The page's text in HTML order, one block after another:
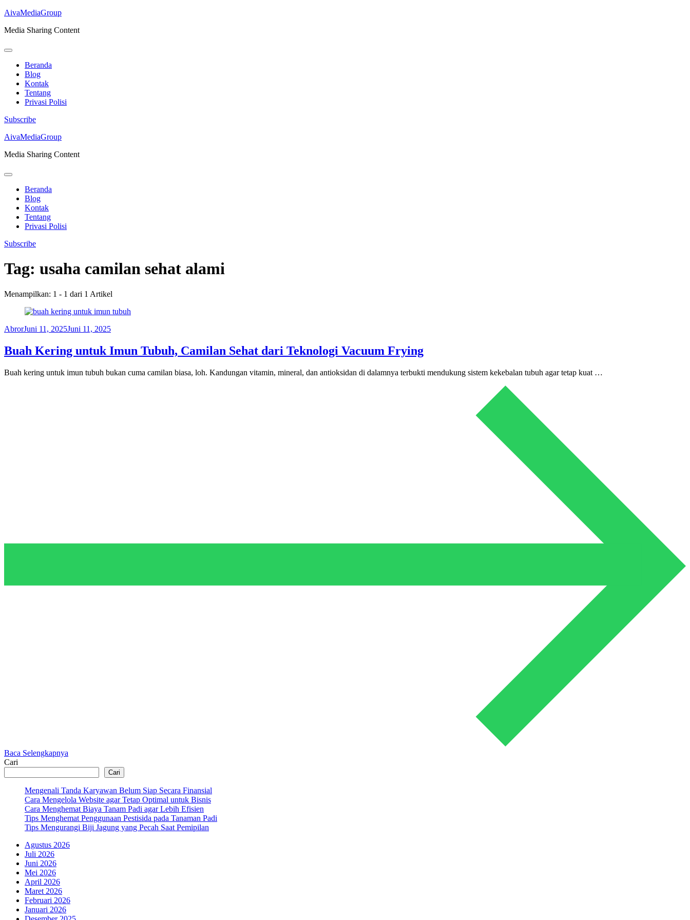
AivaMediaGroup
Media Sharing Content
Beranda
Blog
Kontak
Tentang
Privasi Polisi
Subscribe
Lompat
konten
Enter)
AivaMediaGroup
Media Sharing Content
Beranda
Blog
Kontak
Tentang
Privasi Polisi
Subscribe
Tag: usaha camilan sehat alami
Menampilkan: 1 - 1 dari 1 Artikel
AbrorJuni 11, 2025Juni 11, 2025
Buah Kering untuk Imun Tubuh, Camilan Sehat dari Teknologi Vacuum Frying
Buah kering untuk imun tubuh bukan cuma camilan biasa, loh. Kandungan vitamin, mineral, dan antioksidan di dalamnya terbukti mendukung sistem kekebalan tubuh agar tetap kuat …
Baca Selengkapnya
Cari
Cari
Mengenali Tanda Karyawan Belum Siap Secara Finansial
Cara Mengelola Website agar Tetap Optimal untuk Bisnis
Cara Menghemat Biaya Tanam Padi agar Lebih Efisien
Tips Menghemat Penggunaan Pestisida pada Tanaman Padi
Tips Mengurangi Biji Jagung yang Pecah Saat Pemipilan
Agustus 2026
Juli 2026
Juni 2026
Mei 2026
April 2026
Maret 2026
Februari 2026
Januari 2026